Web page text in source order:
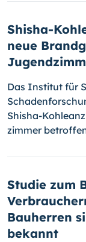
Shisha-
neue
Das Institut für
Shisha-
zimmer
Studie zum
Bauherren
bekannt